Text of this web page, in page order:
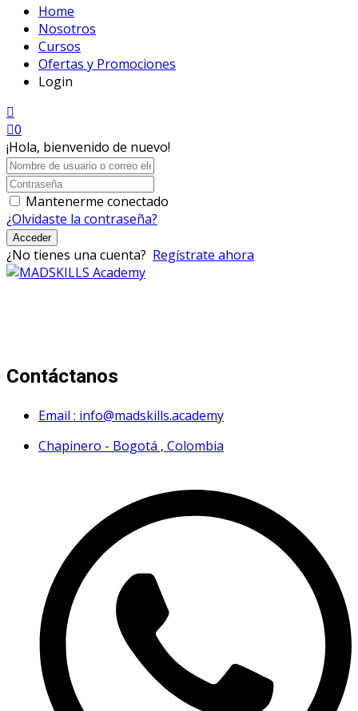
Home
Nosotros
Cursos
Ofertas y Promociones
Login
0
¡Hola, bienvenido de nuevo!
Mantenerme conectado
¿Olvidaste la contraseña?
Acceder
¿No tienes una cuenta? Regístrate ahora
Contáctanos
Email : info@madskills.academy
Chapinero - Bogotá , Colombia